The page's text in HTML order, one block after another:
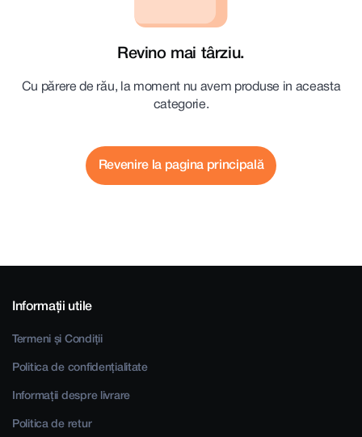
Revino mai târziu.
Cu părere de rău, la moment nu avem produse in aceasta
categorie.
Revenire la pagina principală
Informații utile
Termeni și Condiții
Politica de confidențialitate
Informații despre livrare
Politica de retur